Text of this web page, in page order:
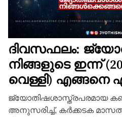
ദിവസഫലം:
നിങ്ങളുടെ ഇന്ന്‌
വെള്ളി) എങ്ങനെ
ജ്യോതിഷശാസ്ത്രപരമായ
അനുസരിച്ച്, കർക്കടക